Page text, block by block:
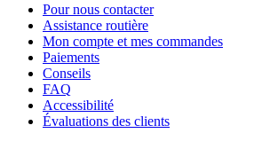
Pour nous contacter
Assistance routière
Mon compte et mes commandes
Paiements
Conseils
FAQ
Accessibilité
Évaluations des clients